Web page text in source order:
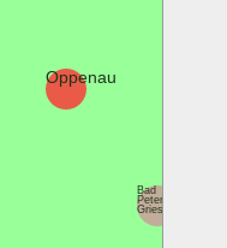
Bad
Peterstal-
Griesbach
Oppenau